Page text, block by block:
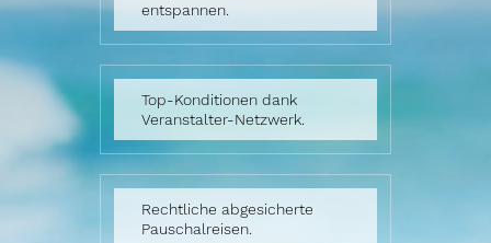
entspannen.
Top-Konditionen dank
Veranstalter-Netzwerk.
Rechtliche abgesicherte
Pauschalreisen.